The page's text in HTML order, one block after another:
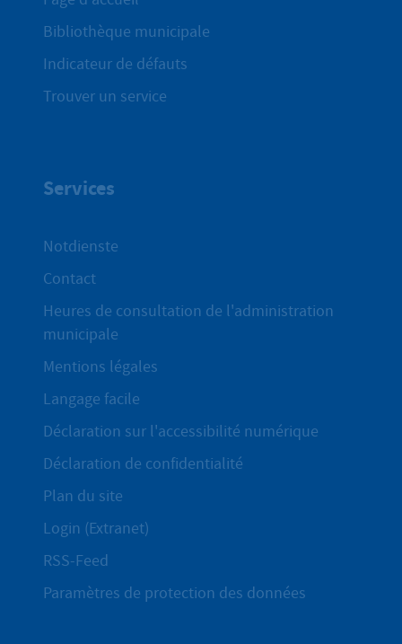
Bibliothèque municipale
Indicateur de défauts
Trouver un service
Services
Notdienste
Contact
Heures de consultation de l'administration
municipale
Mentions légales
Langage facile
Déclaration sur l'accessibilité numérique
Déclaration de confidentialité
Plan du site
Login (Extranet)
RSS-Feed
Paramètres de protection des données